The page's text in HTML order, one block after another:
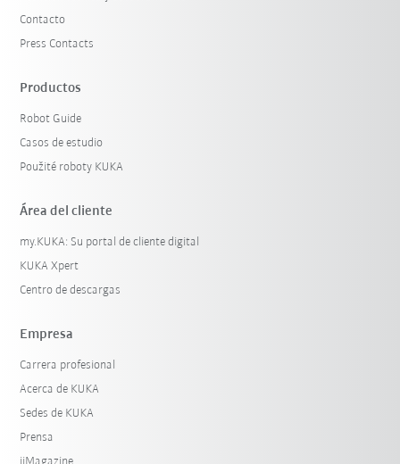
Contacto
Press Contacts
Productos
Robot Guide
Casos de estudio
Použité roboty KUKA
Área del cliente
my.KUKA: Su portal de cliente digital
KUKA Xpert
Centro de descargas
Empresa
Carrera profesional
Acerca de KUKA
Sedes de KUKA
Prensa